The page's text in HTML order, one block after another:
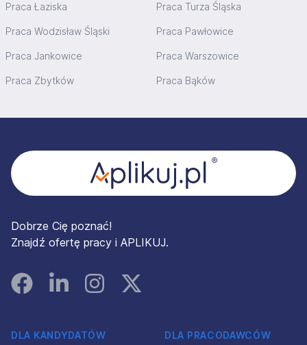
Praca Łaziska Praca Turza Śląska
Praca Wodzisław Śląski Praca Pawłowice
Praca Jankowice Praca Warszowice
Praca Zbytków Praca Bąków
Dobrze Cię poznać!
Znajdź ofertę pracy i APLIKUJ.
FacebookLinked InInstagramInstagram
DLA KANDYDATÓW DLA PRACODAWCÓW